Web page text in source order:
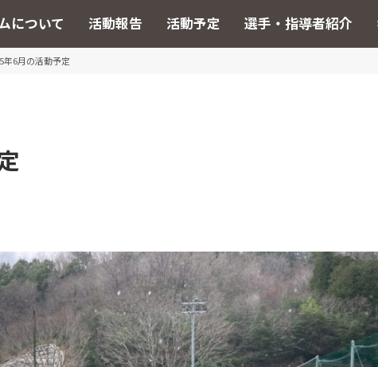
について 活動報告 活動予定 選手・指導者紹介
年6月の活動予定